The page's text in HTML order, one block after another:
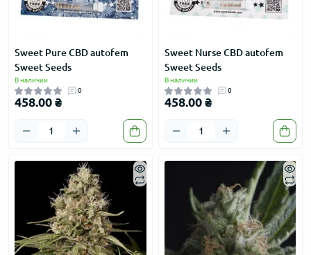
Sweet Pure CBD autofem
Sweet Seeds
В наличии
0
458.00 ₴
Sweet Nurse CBD autofem
Sweet Seeds
В наличии
0
458.00 ₴